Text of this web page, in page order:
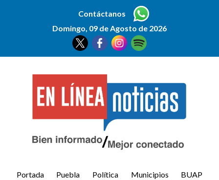
Contáctanos
Domingo, 09 de Agosto de 2026
Portada Puebla Política Municipios
BUAP